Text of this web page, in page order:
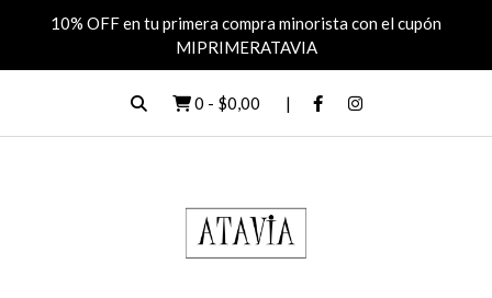
10% OFF en tu primera compra minorista con el cupón
MIPRIMERATAVIA
0 - $0,00